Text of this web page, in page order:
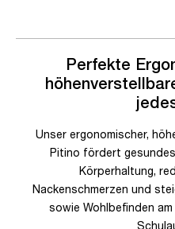
Perfekte
Unser ergonomischer,
Pitino fördert
Körperhaltung,
Nackenschmerzen und
sowie Wohlbefinden